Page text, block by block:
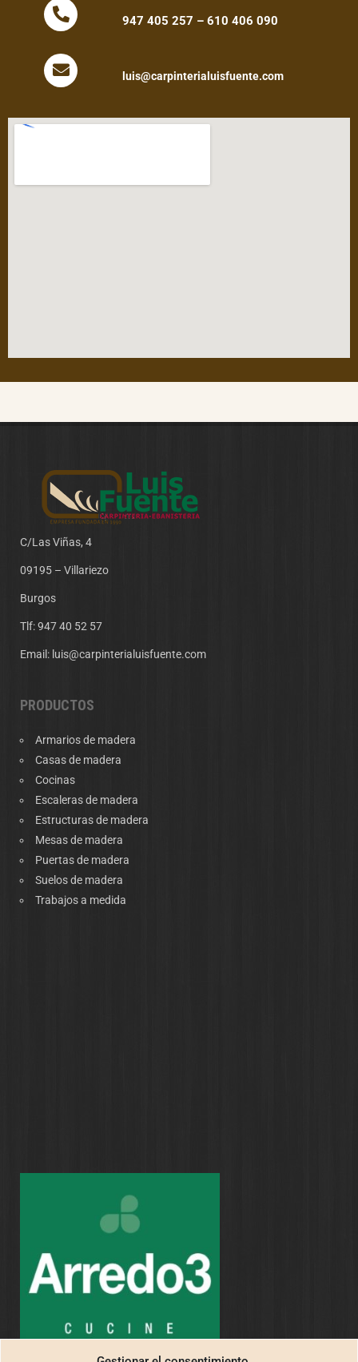
947 405 257 – 610 406 090
luis@carpinterialuisfuente.com
C/Las Viñas, 4
09195 – Villariezo
Burgos
Tlf:947 40 52 57
Email: luis@carpinterialuisfuente.com
PRODUCTOS
Armarios de madera
Casas de madera
Cocinas
Escaleras de madera
Estructuras de madera
Mesas de madera
Puertas de madera
Suelos de madera
Trabajos a medida